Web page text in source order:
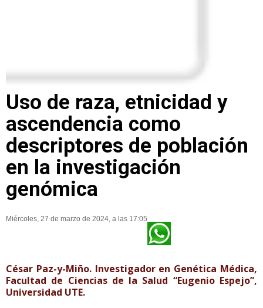
Uso de raza, etnicidad y
ascendencia como
descriptores de población
en la investigación
genómica
Miércoles, 27 de marzo de 2024, a las 17:05
César Paz-y-Miño. Investigador en Genética Médica,
Facultad de Ciencias de la Salud “Eugenio Espejo”,
Universidad UTE.